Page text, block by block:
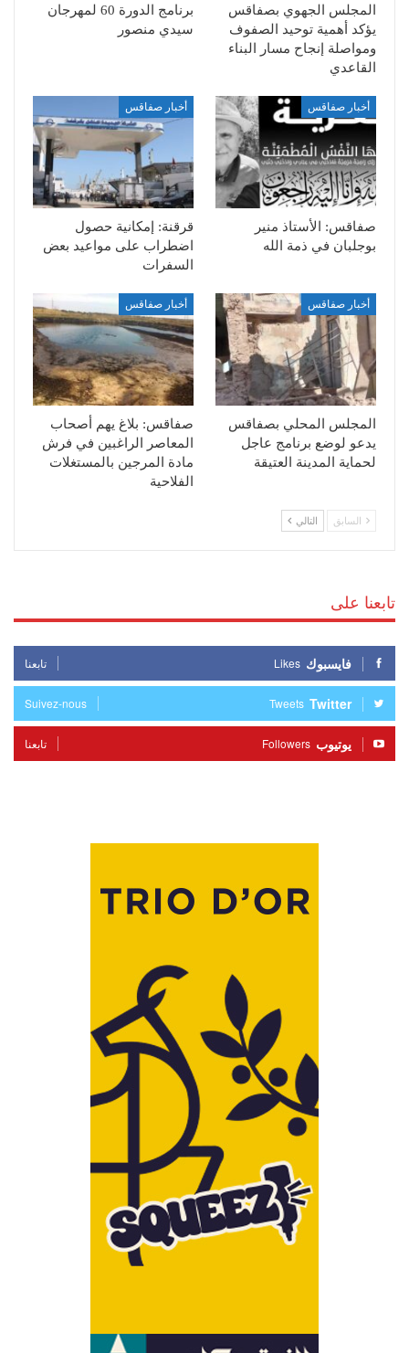
المجلس الجهوي بصفاقس
يؤكد أهمية توحيد الصفوف
ومواصلة إنجاح مسار البناء
القاعدي
برنامج الدورة 60 لمهرجان
سيدي منصور
أخبار صفاقس
صفاقس: الأستاذ منير
بوجلبان في ذمة الله
أخبار صفاقس
قرقنة: إمكانية حصول
اضطراب على مواعيد بعض
السفرات
أخبار صفاقس
المجلس المحلي بصفاقس
يدعو لوضع برنامج عاجل
لحماية المدينة العتيقة
أخبار صفاقس
صفاقس: بلاغ يهم أصحاب
المعاصر الراغبين في فرش
مادة المرجين بالمستغلات
الفلاحية
السابق التالي
تابعنا على
فايسبوك Likes تابعنا
Twitter
Tweets
Suivez-nous
يوتيوب Followers تابعنا